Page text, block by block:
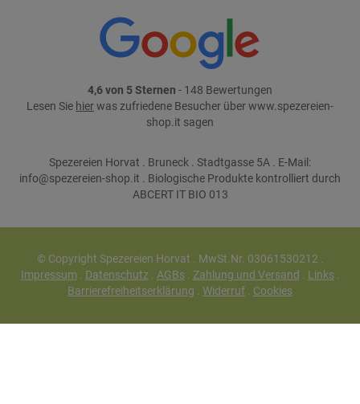
4,6 von 5 Sternen - 148 Bewertungen
Lesen Sie hierwas zufriedene Besucher über www.spezereien-
shop.it sagen
Spezereien Horvat . Bruneck . Stadtgasse 5A . E-Mail:
info@spezereien-shop.it . Biologische Produkte kontrolliert durch
ABCERT IT BIO 013
© Copyright Spezereien Horvat . MwSt.Nr. 03061530212 .
Impressum. Datenschutz. AGBs. Zahlung und Versand . Links.
Barrierefreiheitserklärung . Widerruf . Cookies